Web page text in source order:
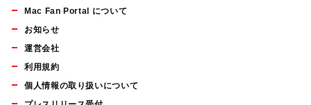
Mac Fan Portal について
お知らせ
運営会社
利用規約
個人情報の取り扱いについて